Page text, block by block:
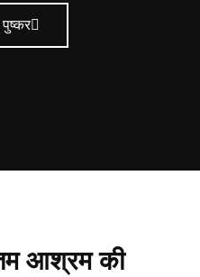
पुष्कर
आश्रम की